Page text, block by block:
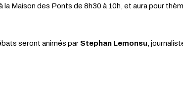
la Maison des Ponts de 8h30 à 10h, et aura pour
seront animés par Stephan Lemonsu,